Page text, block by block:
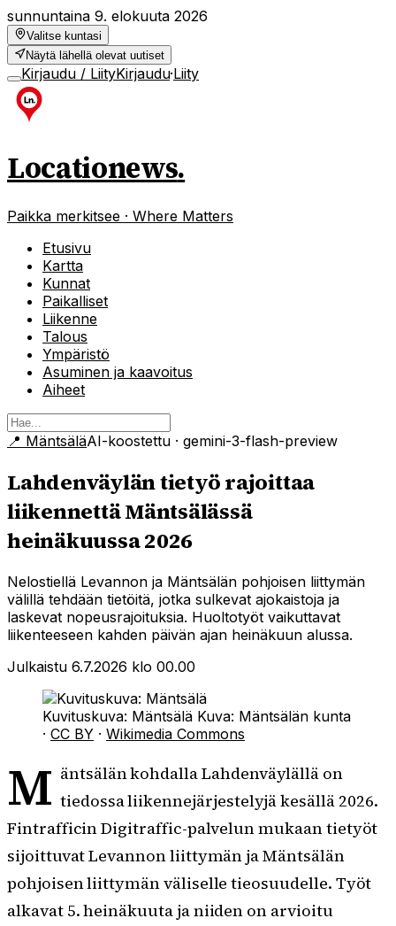
sunnuntaina 9. elokuuta 2026
Valitse kuntasi
Näytä lähellä olevat uutiset
Kirjaudu / LiityKirjaudu·Liity
Locationews.
Paikka merkitsee · Where Matters
Etusivu
Kartta
Kunnat
Paikalliset
Liikenne
Talous
Ympäristö
Asuminen ja kaavoitus
Aiheet
📍 MäntsäläAI-koostettu · gemini-3-flash-preview
Lahdenväylän tietyö rajoittaa
liikennettä Mäntsälässä
heinäkuussa 2026
Nelostiellä Levannon ja Mäntsälän pohjoisen liittymän
välillä tehdään tietöitä, jotka sulkevat ajokaistoja ja
laskevat nopeusrajoituksia. Huoltotyöt vaikuttavat
liikenteeseen kahden päivän ajan heinäkuun alussa.
Julkaistu 6.7.2026 klo 00.00
Kuvituskuva: Mäntsälä Kuva: Mäntsälän kunta
· CC BY · Wikimedia Commons
M äntsälän kohdalla Lahdenväylällä on
tiedossa liikennejärjestelyjä kesällä 2026.
Fintrafficin Digitraffic-palvelun mukaan tietyöt
sijoittuvat Levannon liittymän ja Mäntsälän
pohjoisen liittymän väliselle tieosuudelle. Työt
alkavat 5. heinäkuuta ja niiden on arvioitu